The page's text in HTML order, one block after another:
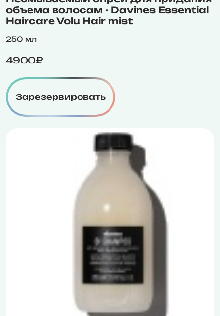
объема волосам - Davines Essential
Haircare Volu Hair mist
250 мл
4900₽
Зарезервировать